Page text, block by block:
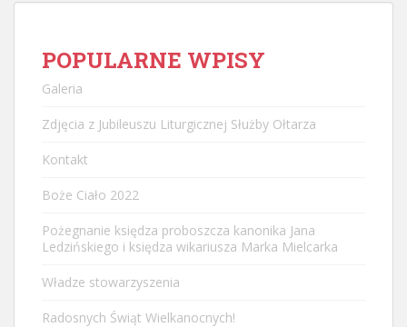
POPULARNE WPISY
Galeria
Zdjęcia z Jubileuszu Liturgicznej Służby Ołtarza
Kontakt
Boże Ciało 2022
Pożegnanie księdza proboszcza kanonika Jana
Ledzińskiego i księdza wikariusza Marka Mielcarka
Władze stowarzyszenia
Radosnych Świąt Wielkanocnych!